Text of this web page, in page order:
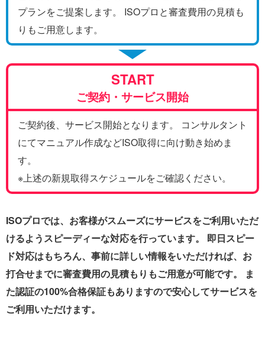
プランをご提案します。 ISOプロと審査費用の見積も
りもご用意します。
START
ご契約・サービス開始
ご契約後、サービス開始となります。 コンサルタント
にてマニュアル作成などISO取得に向け動き始めま
す。
※上述の新規取得スケジュールをご確認ください。
ISOプロでは、お客様がスムーズにサービスをご利用いただ
けるようスピーディーな対応を行っています。 即日スピー
ド対応はもちろん、事前に詳しい情報をいただければ、お
打合せまでに審査費用の見積もりもご用意が可能です。 ま
た認証の100%合格保証もありますので安心してサービスを
ご利用いただけます。